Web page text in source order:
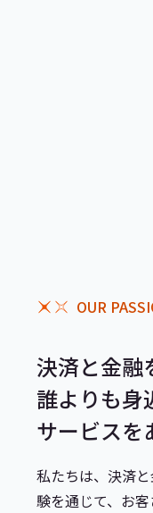
OUR
決済と金融
誰よりも身
サービスを
私たちは、決済
験を通じて、お客